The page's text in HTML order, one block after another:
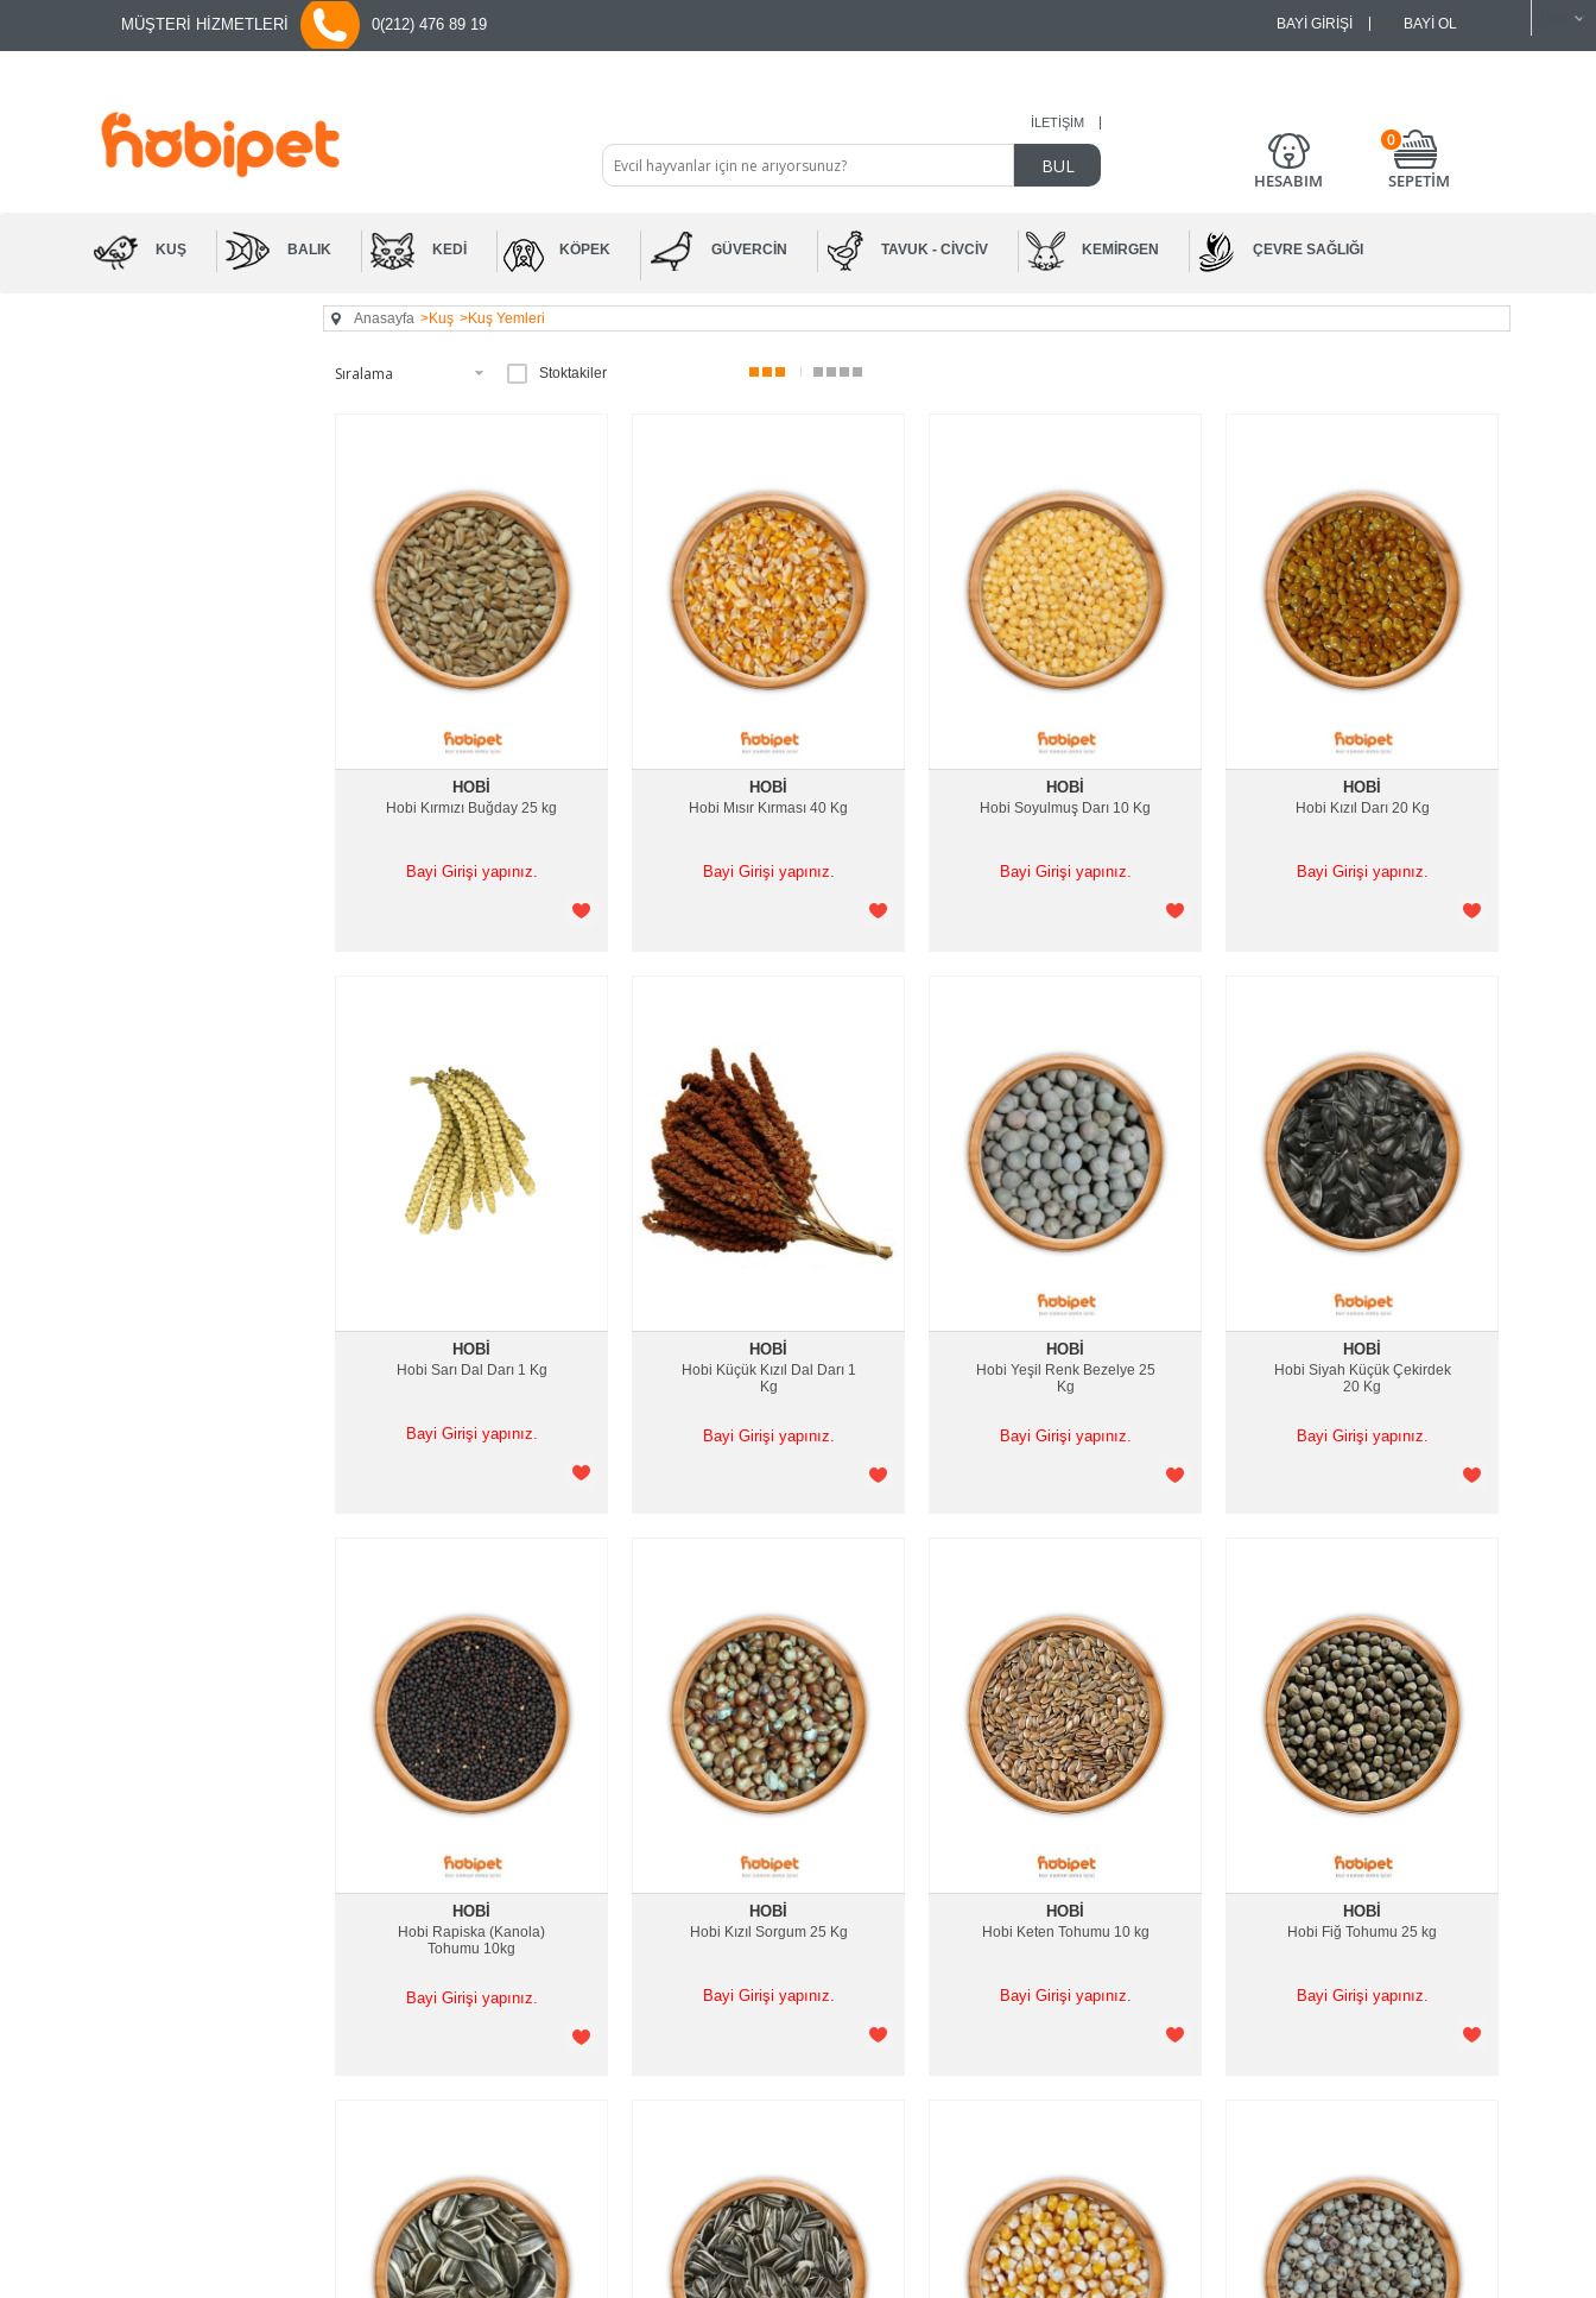
MÜŞTERİ HİZMETLERİ 0(212) 476 89 19 BAYI GIRIŞI BAYI OL
0
SEPETİM
HESABIM
İLETIŞIM
KUŞ BALIK KEDI KÖPEK GÜVERCIN TAVUK - CIVCIV KEMIRGEN ÇEVRE SAĞLIĞI
Anasayfa >Kuş >Kuş Yemleri
Stoktakiler
HOBI
Hobi Kırmızı Buğday 25 kg
Bayi Girişi yapınız.
HOBI
Hobi Mısır Kırması 40 Kg
Bayi Girişi yapınız.
HOBI
Hobi Soyulmuş Darı 10 Kg
Bayi Girişi yapınız.
HOBI
Hobi Kızıl Darı 20 Kg
Bayi Girişi yapınız.
HOBI
Hobi Sarı Dal Darı 1 Kg
Bayi Girişi yapınız.
HOBI
Hobi Küçük Kızıl Dal Darı 1
Kg
Bayi Girişi yapınız.
HOBI
Hobi Yeşil Renk Bezelye 25
Kg
Bayi Girişi yapınız.
HOBI
Hobi Siyah Küçük Çekirdek
20 Kg
Bayi Girişi yapınız.
HOBI
Hobi Rapiska (Kanola)
Tohumu 10kg
Bayi Girişi yapınız.
HOBI
Hobi Kızıl Sorgum 25 Kg
Bayi Girişi yapınız.
HOBI
Hobi Keten Tohumu 10 kg
Bayi Girişi yapınız.
HOBI
Hobi Fiğ Tohumu 25 kg
Bayi Girişi yapınız.